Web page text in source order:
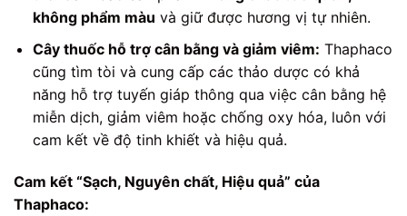
không phẩm màu và giữ được hương vị tự nhiên.
Cây thuốc hỗ trợ cân bằng và giảm viêm: Thaphaco
cũng tìm tòi và cung cấp các thảo dược có khả
năng hỗ trợ tuyến giáp thông qua việc cân bằng hệ
miễn dịch, giảm viêm hoặc chống oxy hóa, luôn với
cam kết về độ tinh khiết và hiệu quả.
Cam kết “Sạch, Nguyên chất, Hiệu quả” của
Thaphaco: